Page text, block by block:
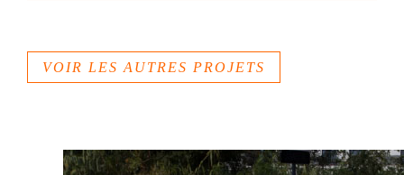
VOIR LES AUTRES PROJETS